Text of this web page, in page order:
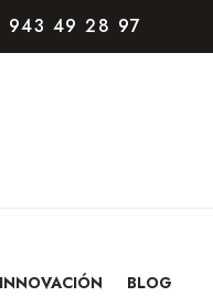
943 49 28 97
INNOVACIÓN BLOG